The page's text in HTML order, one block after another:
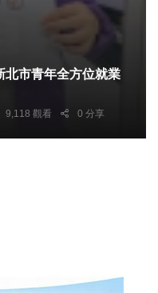
9,118 觀看 0 分享